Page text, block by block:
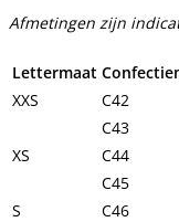
Afmetingen zijn
Lettermaat
XXS
C42
C43
XS
C44
C45
S
C46